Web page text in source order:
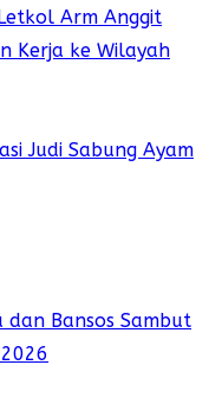
Arm Anggit
Kerja ke Wilayah
Judi Sabung Ayam
dan Bansos Sambut